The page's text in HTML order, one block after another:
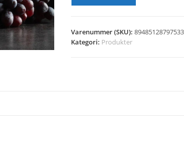
Varenummer (SKU):
Kategori: Produkter